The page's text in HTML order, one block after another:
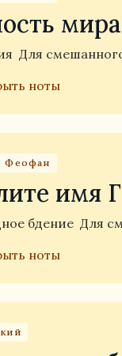
Для
ноты
Феофан
имя
бдение Для
ноты